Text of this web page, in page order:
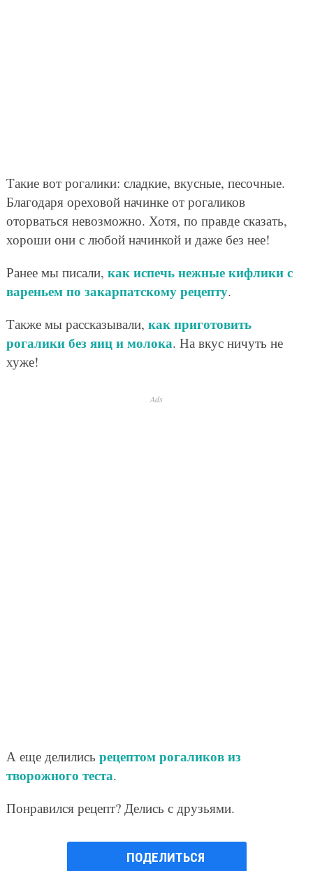
Такие вот рогалики: сладкие, вкусные, песочные.
Благодаря ореховой начинке от рогаликов
оторваться невозможно. Хотя, по правде сказать,
хороши они с любой начинкой и даже без нее!
Ранее мы писали, как испечь нежные кифлики с
вареньем по закарпатскому рецепту.
Также мы рассказывали, как приготовить
рогалики без яиц и молока. На вкус ничуть не
хуже!
Ads
А еще делились рецептом рогаликов из
творожного теста.
Понравился рецепт? Делись с друзьями.
ПОДЕЛИТЬСЯ